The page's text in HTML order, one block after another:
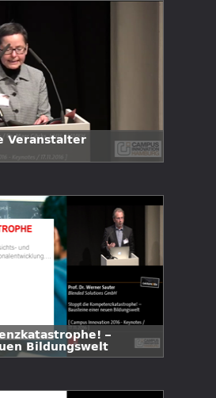
Veranstalter
–
Bildungswelt